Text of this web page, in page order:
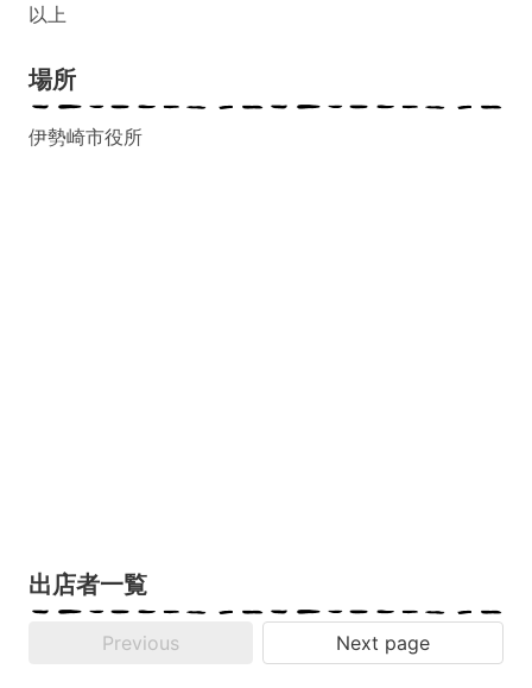
以上
場所
伊勢崎市役所
出店者一覧
Previous Next page